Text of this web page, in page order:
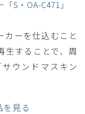
S・OA-C471」
カーを仕込むこと
生することで、周
ウンドマスキン
見る